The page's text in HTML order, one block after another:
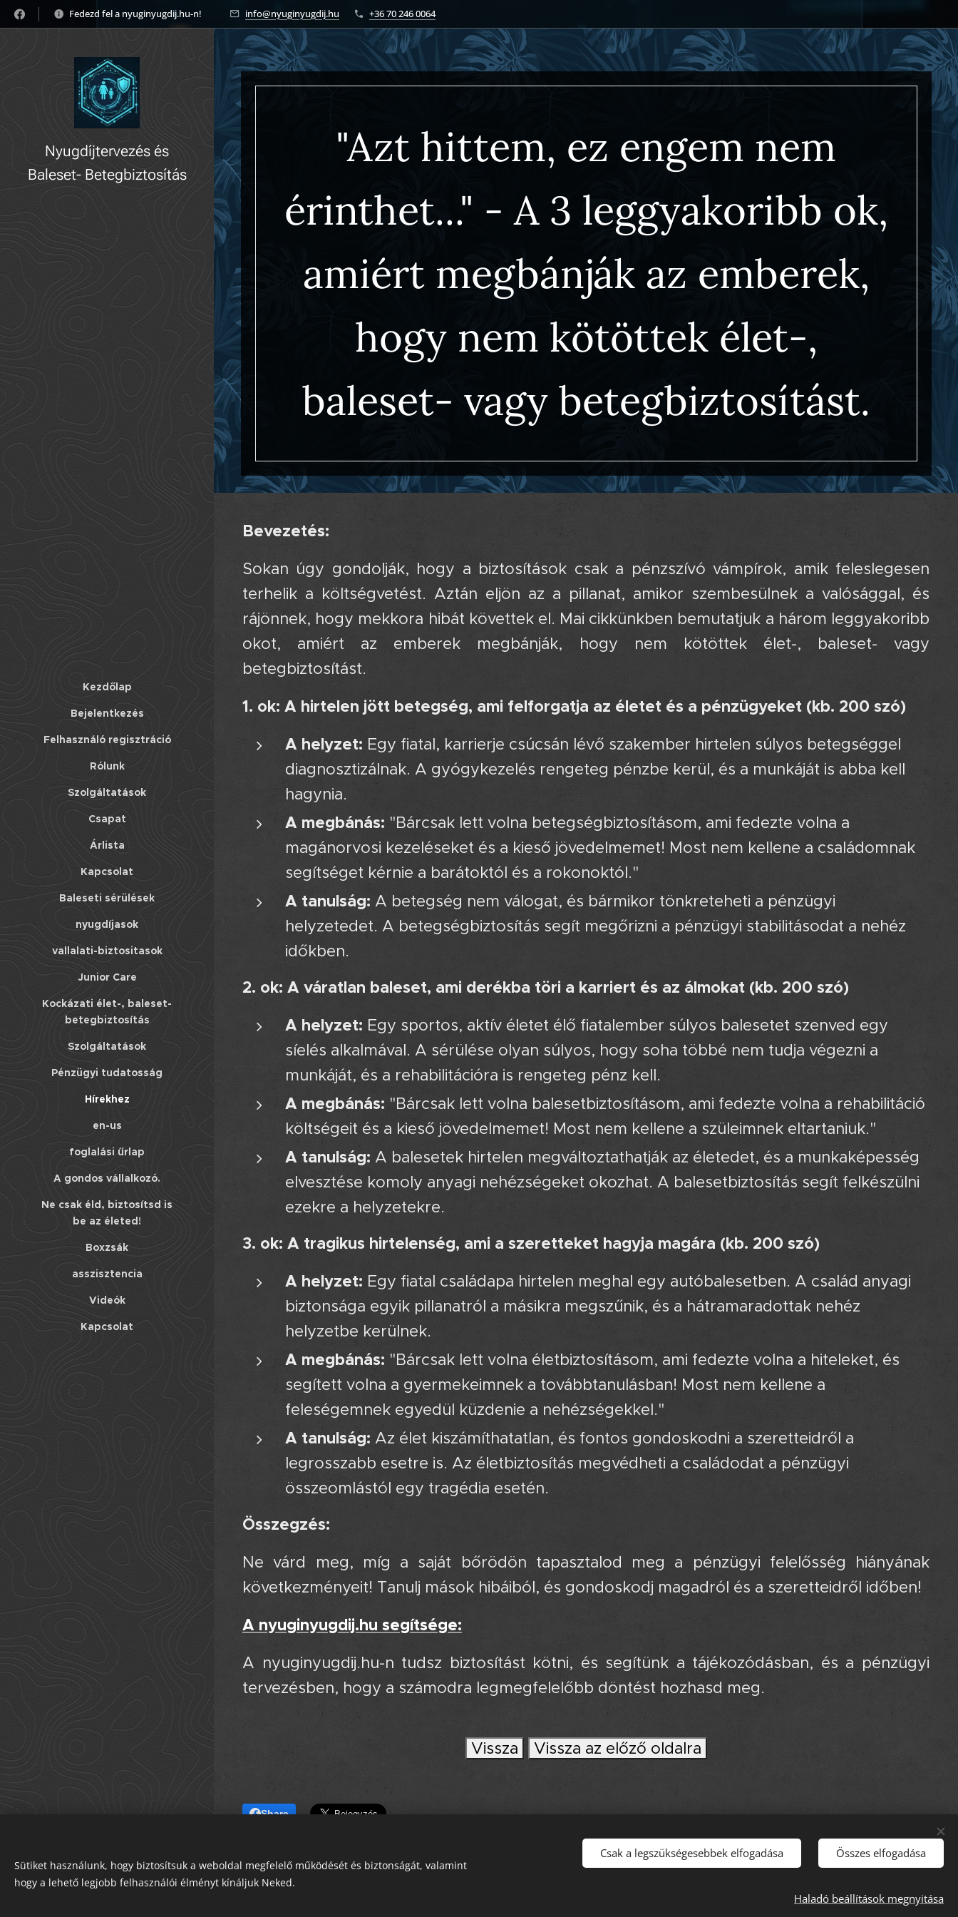
Fedezd fel a nyuginyugdij.hu-n! 🚀 info@nyuginyugdij.hu +36 70 246 0064
Nyugdíjtervezés és
Baleset- Betegbiztosítás
gyorsan, könnyedén!
Kezdőlap
Bejelentkezés
Felhasználó regisztráció
Rólunk
Szolgáltatások
Csapat
Árlista
Kapcsolat
Baleseti sérülések
nyugdíjasok
vallalati-biztositasok
Junior Care
Kockázati élet-, baleset-
betegbiztosítás
Szolgáltatások
Pénzügyi tudatosság
Hírekhez
en-us
foglalási űrlap
A gondos vállalkozó.
Ne csak éld, biztosítsd is
be az életed!
Boxzsák
asszisztencia
Videók
Kapcsolat
"Azt hittem, ez engem nem
érinthet..." - A 3 leggyakoribb ok,
amiért megbánják az emberek,
hogy nem kötöttek élet-,
baleset- vagy betegbiztosítást.
Bevezetés:
Sokan úgy gondolják, hogy a biztosítások csak a pénzszívó vámpírok, amik feleslegesen
terhelik a költségvetést. Aztán eljön az a pillanat, amikor szembesülnek a valósággal, és
rájönnek, hogy mekkora hibát követtek el. Mai cikkünkben bemutatjuk a három leggyakoribb
okot, amiért az emberek megbánják, hogy nem kötöttek élet-, baleset- vagy
betegbiztosítást.
1. ok: A hirtelen jött betegség, ami felforgatja az életet és a pénzügyeket (kb. 200 szó)
A helyzet: Egy fiatal, karrierje csúcsán lévő szakember hirtelen súlyos betegséggel
diagnosztizálnak. A gyógykezelés rengeteg pénzbe kerül, és a munkáját is abba kell
hagynia.
A megbánás: "Bárcsak lett volna betegségbiztosításom, ami fedezte volna a
magánorvosi kezeléseket és a kieső jövedelmemet! Most nem kellene a családomnak
segítséget kérnie a barátoktól és a rokonoktól."
A tanulság: A betegség nem válogat, és bármikor tönkreteheti a pénzügyi
helyzetedet. A betegségbiztosítás segít megőrizni a pénzügyi stabilitásodat a nehéz
időkben.
2. ok: A váratlan baleset, ami derékba töri a karriert és az álmokat (kb. 200 szó)
A helyzet: Egy sportos, aktív életet élő fiatalember súlyos balesetet szenved egy
síelés alkalmával. A sérülése olyan súlyos, hogy soha többé nem tudja végezni a
munkáját, és a rehabilitációra is rengeteg pénz kell.
A megbánás: "Bárcsak lett volna balesetbiztosításom, ami fedezte volna a rehabilitáció
költségeit és a kieső jövedelmemet! Most nem kellene a szüleimnek eltartaniuk."
A tanulság: A balesetek hirtelen megváltoztathatják az életedet, és a munkaképesség
elvesztése komoly anyagi nehézségeket okozhat. A balesetbiztosítás segít felkészülni
ezekre a helyzetekre.
3. ok: A tragikus hirtelenség, ami a szeretteket hagyja magára (kb. 200 szó)
A helyzet: Egy fiatal családapa hirtelen meghal egy autóbalesetben. A család anyagi
biztonsága egyik pillanatról a másikra megszűnik, és a hátramaradottak nehéz
helyzetbe kerülnek.
A megbánás: "Bárcsak lett volna életbiztosításom, ami fedezte volna a hiteleket, és
segített volna a gyermekeimnek a továbbtanulásban! Most nem kellene a
feleségemnek egyedül küzdenie a nehézségekkel."
A tanulság: Az élet kiszámíthatatlan, és fontos gondoskodni a szeretteidről a
legrosszabb esetre is. Az életbiztosítás megvédheti a családodat a pénzügyi
összeomlástól egy tragédia esetén.
Összegzés:
Ne várd meg, míg a saját bőrödön tapasztalod meg a pénzügyi felelősség hiányának
következményeit! Tanulj mások hibáiból, és gondoskodj magadról és a szeretteidről időben!
A nyuginyugdij.hu segítsége:
A nyuginyugdij.hu-n tudsz biztosítást kötni, és segítünk a tájékozódásban, és a pénzügyi
tervezésben, hogy a számodra legmegfelelőbb döntést hozhasd meg.
Vissza Vissza az előző oldalra
Share
Kérdőíves
Sütiket használunk, hogy biztosítsuk a weboldal megfelelő működését és biztonságát, valamint
hogy a lehető legjobb felhasználói élményt kínáljuk Neked.
Csak a legszükségesebbek elfogadása Összes elfogadása
Haladó beállítások megnyitása